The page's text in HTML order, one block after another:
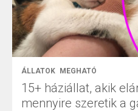
ÁLLATOK MEGHATÓ
15+ háziállat, akik
mennyire szeretik a